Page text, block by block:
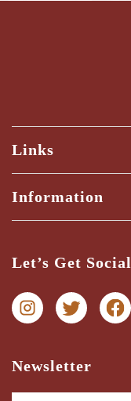
Links
全ての商品
商品検索
Information
納期・配送ガイド
プライバシー
特商法に関する表記
Let’s Get Social
Newsletter